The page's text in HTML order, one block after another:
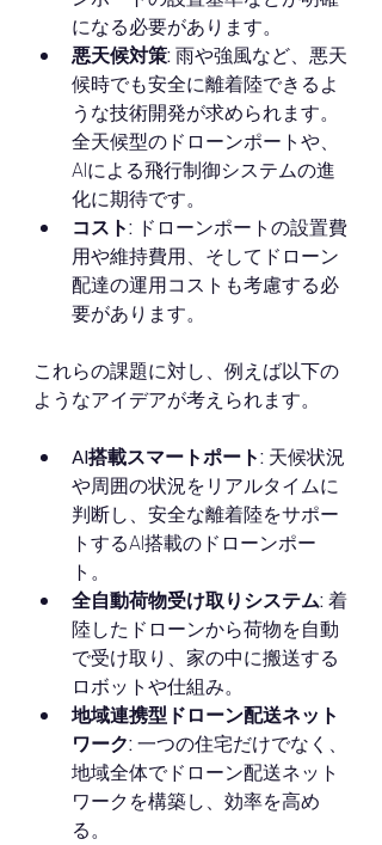
になる必要があります。
悪天候対策: 雨や強風など、悪天
候時でも安全に離着陸できるよ
うな技術開発が求められます。
全天候型のドローンポートや、
AIによる飛行制御システムの進
化に期待です。
コスト: ドローンポートの設置費
用や維持費用、そしてドローン
配達の運用コストも考慮する必
要があります。
これらの課題に対し、例えば以下の
ようなアイデアが考えられます。
AI搭載スマートポート: 天候状況
や周囲の状況をリアルタイムに
判断し、安全な離着陸をサポー
トするAI搭載のドローンポー
ト。
全自動荷物受け取りシステム: 着
陸したドローンから荷物を自動
で受け取り、家の中に搬送する
ロボットや仕組み。
地域連携型ドローン配送ネット
ワーク: 一つの住宅だけでなく、
地域全体でドローン配送ネット
ワークを構築し、効率を高め
る。